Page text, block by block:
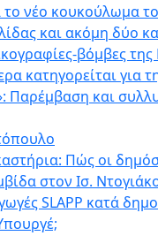
το νέο κουκούλωμα
και ακόμη δύο
βόμβες
κατηγορείται για
Παρέμβαση και
Πώς οι
στον Ισ.
SLAPP κατά